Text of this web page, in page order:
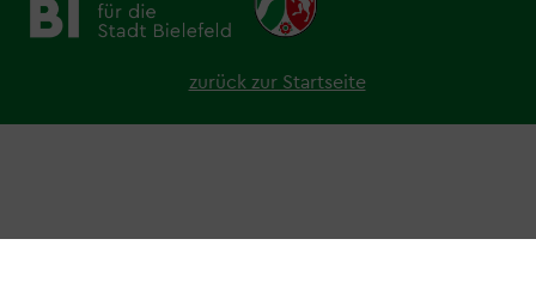
zurück zur Startseite